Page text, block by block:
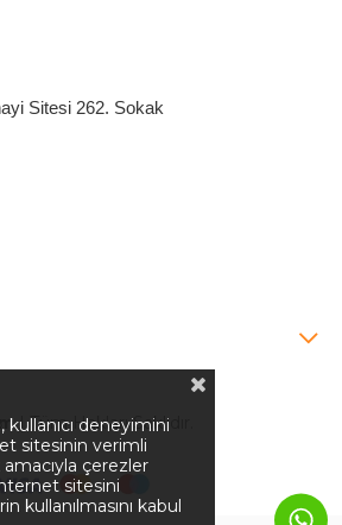
Sitesi 262. Sokak
| Tüm Hakları Saklıdır.
deneyimini
sitesinin verimli
amacıyla çerezler
sitesini
kullanılmasını kabul